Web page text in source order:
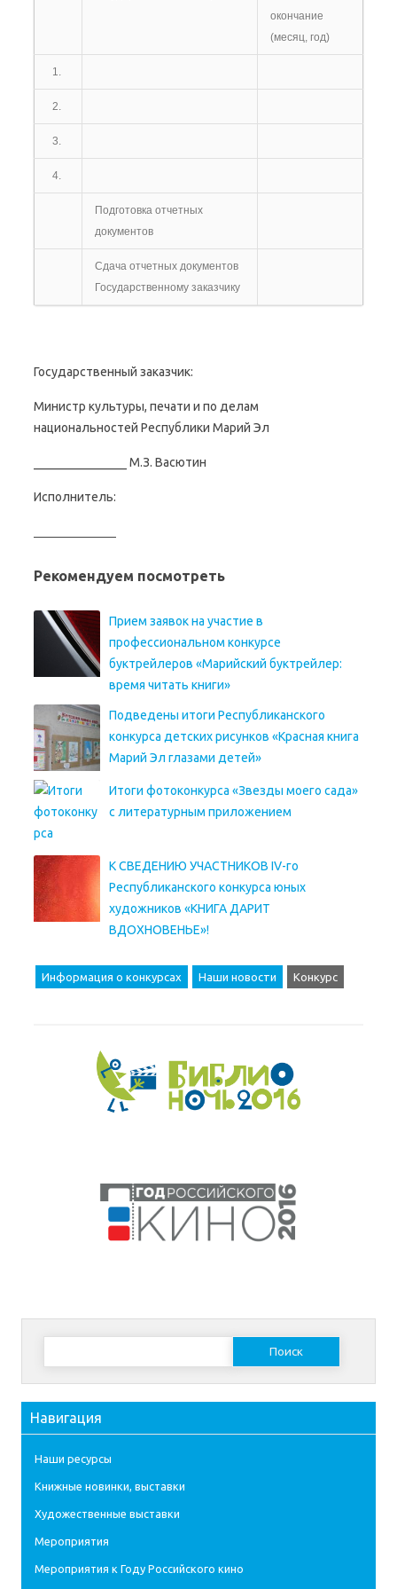
окончание
(месяц, год)
1.
2.
3.
4.
Подготовка отчетных
документов
Сдача отчетных документов
Государственному заказчику
Государственный заказчик:
Министр культуры, печати и по делам
национальностей Республики Марий Эл
_______________ М.З. Васютин
Исполнитель:
Рекомендуем посмотреть
Прием заявок на участие в
профессиональном конкурсе
буктрейлеров «Марийский буктрейлер:
время читать книги»
Подведены итоги Республиканского
конкурса детских рисунков «Красная книга
Марий Эл глазами детей»
Итоги фотоконкурса «Звезды моего сада»
с литературным приложением
К СВЕДЕНИЮ УЧАСТНИКОВ IV-го
Республиканского конкурса юных
художников «КНИГА ДАРИТ
ВДОХНОВЕНЬЕ»!
Информация о конкурсах Наши новости Конкурс
Найти:
Навигация
Наши ресурсы
Книжные новинки, выставки
Художественные выставки
Мероприятия
Мероприятия к Году Российского кино